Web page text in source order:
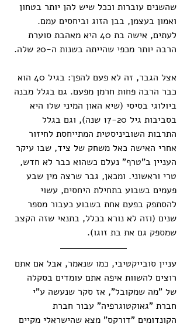
שהשנים עוברות וככל שיש להן יותר בטחון
ואמון בעצמן, בבן הזוג וביחסים עמם.
לעתים, אישה בת 40 היא מאהבת סוערת
הרבה יותר מכפי שהייתה בשנות ה-20 שלה.
אצל הגבר, זה לא פעם להפך: בגיל 40 הוא
כבר הרבה פחות חרמן מפעם. גם בגלל מבנה
ביולוגי בסיסי (שיא האון המיני שלו היא
בסביבות גיל 17-20 שנה), וגם בגלל
התרבות השוביניסטית המתייחסת לחיזור
אחרי האישה כאל משחק של ציד, שבו עיקר
העניין ב"טרף" נעלם כשהוא כבר לא חדש,
טרי וראשוני. ומכאן, גבר שרצה מין שבע
פעמים בשבוע בתחילת היחסים, עשוי
להסתפק בפעם אחת בשבוע כעבור מספר
שנים (וזה לא נורא בכלל, בתנאי שזה הקצב
שמספק גם את בת זוגו).
עניין סובייקטיבי, כמו שנאמר, אבל אם אתם
רוצים להשוות איפה אתם עומדים בסקלה
של "מה שמקובל", אז סקר שנעשה ע"י
חברת "גאוקטוגרפיה" עבור חברת
הקונדומים "דורקס" מצא שהישראלי מקיים